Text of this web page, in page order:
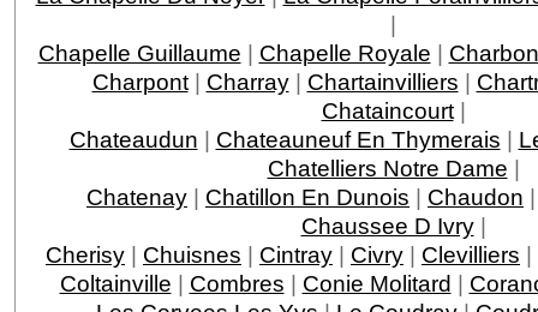
|
Chapelle Guillaume | Chapelle Royale |
Charpont| Charray| Chartainvilliers |
Chataincourt|
Chateaudun | Chateauneuf En Thymerais |
Chatelliers Notre Dame |
Chatenay | Chatillon En Dunois | Chaudon
Chaussee D Ivry|
Cherisy | Chuisnes | Cintray | Civry | Clevilliers |
Coltainville | Combres | Conie Molitard |